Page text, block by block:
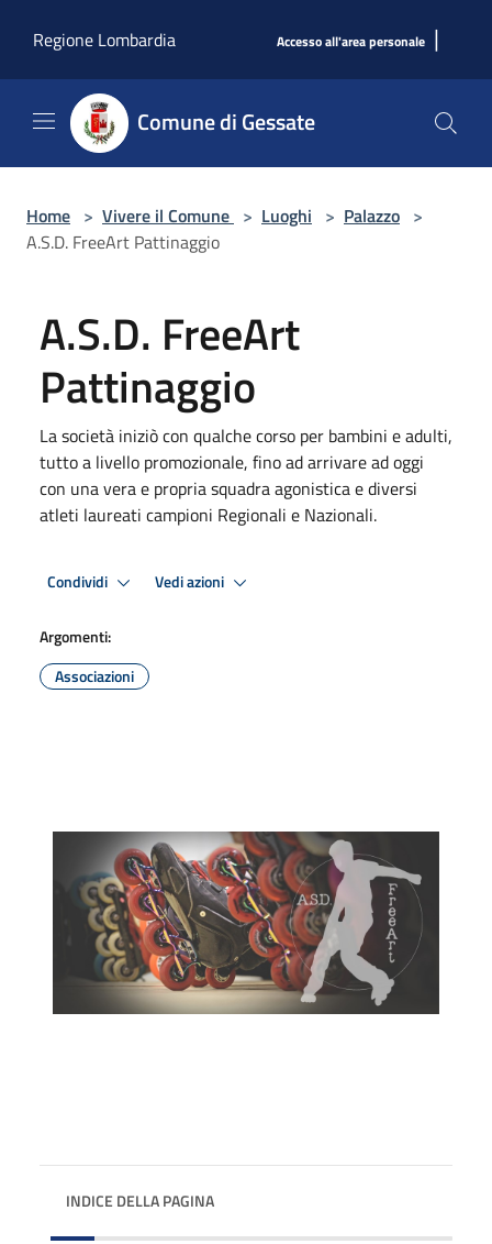
Regione Lombardia
Accesso all'area personale |
Comune di Gessate
Home > Vivere il Comune > Luoghi > Palazzo >
A.S.D. FreeArt Pattinaggio
A.S.D. FreeArt
Pattinaggio
La società iniziò con qualche corso per bambini e adulti,
tutto a livello promozionale, fino ad arrivare ad oggi
con una vera e propria squadra agonistica e diversi
atleti laureati campioni Regionali e Nazionali.
Condividi Vedi azioni
Argomenti:
Associazioni
INDICE DELLA PAGINA